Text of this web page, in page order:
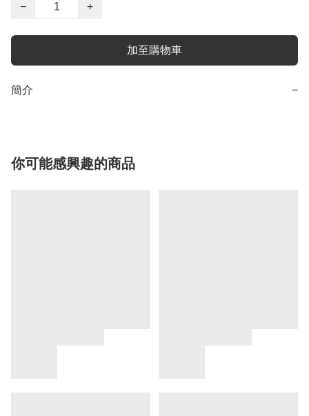
−
+
加至購物車
簡介 −
你可能感興趣的商品